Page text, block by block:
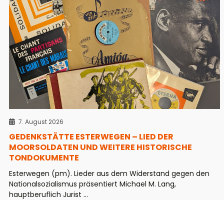
7. August 2026
GEDENKSTÄTTE ESTERWEGEN – LIED DER
MOORSOLDATEN UND WEITERE HISTORISCHE
TONDOKUMENTE
Esterwegen (pm). Lieder aus dem Widerstand gegen den
Nationalsozialismus präsentiert Michael M. Lang,
hauptberuflich Jurist ...